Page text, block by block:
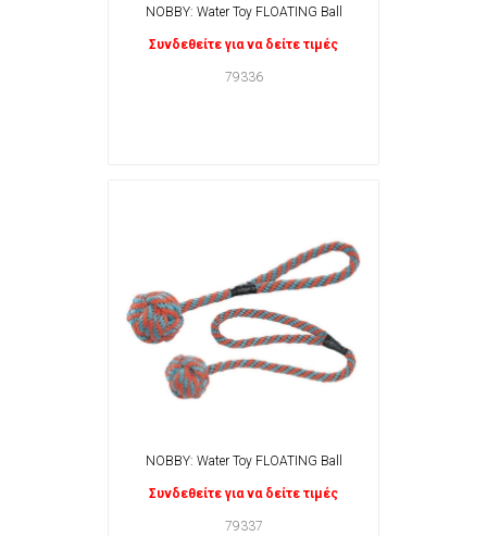
NOBBY: Water Toy FLOATING Ball
Συνδεθείτε για να δείτε τιμές
79336
NOBBY: Water Toy FLOATING Ball
Συνδεθείτε για να δείτε τιμές
79337